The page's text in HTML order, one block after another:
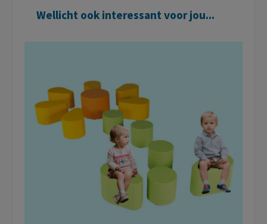
Wellicht ook interessant voor jou...